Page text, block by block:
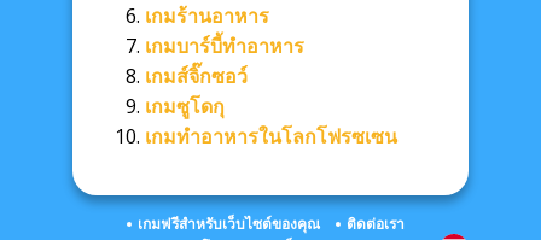
เกมร้านอาหาร
เกมบาร์บี้ทำอาหาร
เกมส์จิ๊กซอว์
เกมซูโดกุ
เกมทำอาหารในโลกโฟรซเซน
เกมฟรีสำหรับเว็บไซต์ของคุณ
ติดต่อเรา